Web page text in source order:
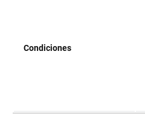
Condiciones